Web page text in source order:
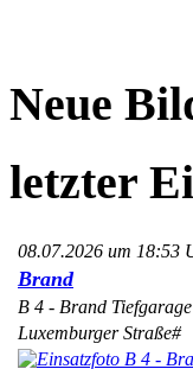
Neue
letzter
08.07.2026 um 18:53
Brand
B 4 - Brand Tiefgarage
Luxemburger Straße#